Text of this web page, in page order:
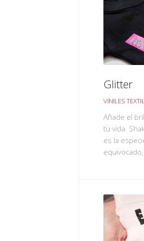
Glitter
VINILES
Añade el
tu vida.
es la
equivocado,